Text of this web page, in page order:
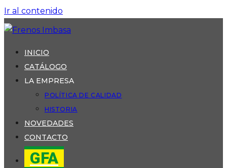
Ir al contenido
INICIO
CATÁLOGO
LA EMPRESA
POLÍTICA DE CALIDAD
HISTORIA
NOVEDADES
CONTACTO
GFA